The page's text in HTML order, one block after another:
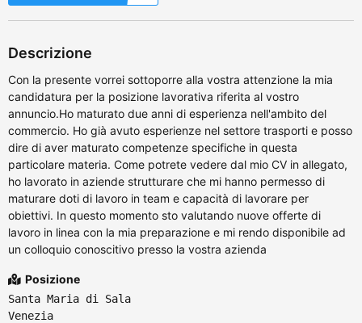
Descrizione
Con la presente vorrei sottoporre alla vostra attenzione la mia
candidatura per la posizione lavorativa riferita al vostro
annuncio.Ho maturato due anni di esperienza nell'ambito del
commercio. Ho già avuto esperienze nel settore trasporti e posso
dire di aver maturato competenze specifiche in questa
particolare materia. Come potrete vedere dal mio CV in allegato,
ho lavorato in aziende strutturare che mi hanno permesso di
maturare doti di lavoro in team e capacità di lavorare per
obiettivi. In questo momento sto valutando nuove offerte di
lavoro in linea con la mia preparazione e mi rendo disponibile ad
un colloquio conoscitivo presso la vostra azienda
Posizione
Santa Maria di Sala
Venezia